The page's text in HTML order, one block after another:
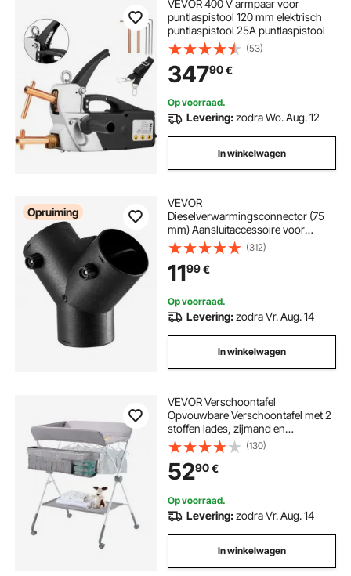
VEVOR 400 V armpaar voor
puntlaspistool 120 mm elektrisch
puntlaspistool 25A puntlaspistool
(53)
34790€
Op voorraad.
Levering:zodra Wo. Aug. 12
In winkelwagen
Opruiming
VEVOR
Dieselverwarmingsconnector (75
mm) Aansluitaccessoire voor
dieselverwarmingskanalen, Y-
vormige 3-weg
ontluchtingsconnectoren met 2 90°
draaibare kleppen, aansluitpoort
voor 2/5/8 kW dieselverwarming
(312)
1199€
Op voorraad.
Levering:zodra Vr. Aug. 14
In winkelwagen
VEVOR Verschoontafel
Opvouwbare Verschoontafel met 2
stoffen lades, zijmand en
kledingstang, in hoogte verstelbare
draagbare verschoontafel met
vergrendelbare wielen,
multifunctionele kinderkamer
Lichtgrijs
(130)
5290€
Op voorraad.
Levering:zodra Vr. Aug. 14
In winkelwagen